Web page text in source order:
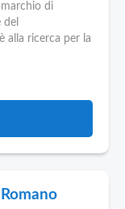
di
alla ricerca per la
Romano